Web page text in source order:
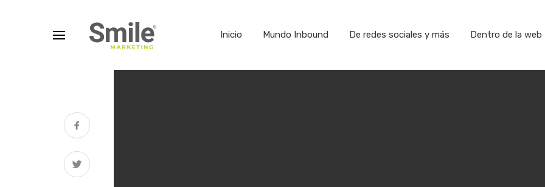
Inicio Mundo Inbound De redes sociales y más Dentro de la web